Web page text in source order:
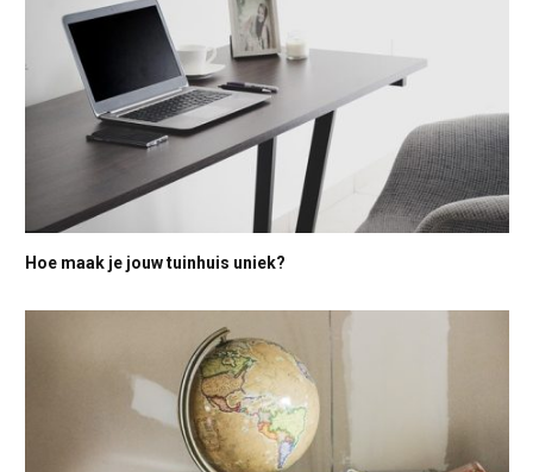
Hoe maak je jouw tuinhuis uniek?